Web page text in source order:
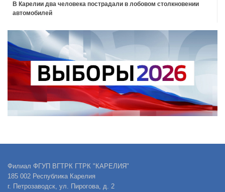
В Карелии два человека пострадали в лобовом столкновении
автомобилей
Филиал ФГУП ВГТРК ГТРК "КАРЕЛИЯ"
185 002 Республика Карелия
г. Петрозаводск, ул. Пирогова, д. 2